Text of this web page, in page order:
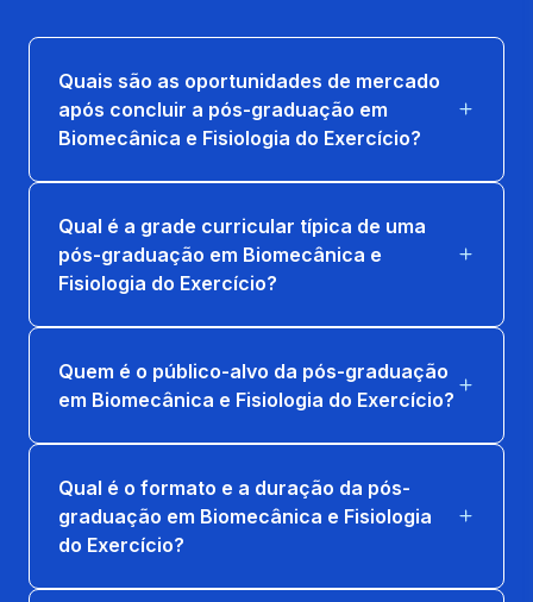
AVALIAÇÃO ELETROCARDIOGRAMA NO
ESFORÇO E REPOUSO
15 horas
CONTROLE HUMORAL E ENDÓCRINO NO
ESFORÇO
EXERCÍCIOS PARA GRUPOS ESPECIAIS
32 horas
33 horas
TREINAMENTO FÍSICO PARA O ALTO
RENDIMENTO
Quais são as oportunidades de mercado
após concluir a pós-graduação em
Biomecânica e Fisiologia do Exercício?
Qual é a grade curricular típica de uma
pós-graduação em Biomecânica e
Fisiologia do Exercício?
Quem é o público-alvo da pós-graduação
em Biomecânica e Fisiologia do Exercício?
Qual é o formato e a duração da pós-
graduação em Biomecânica e Fisiologia
do Exercício?